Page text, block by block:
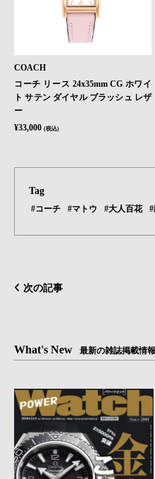
COACH
コーチ リース 24x35mm CG ホワイ
ト サテン ダイヤル ブラッシュ レザ
ー
¥33,000 (税込)
Tag
#コーチ #マトウ #大人百花
次の記事
What's New 最新の雑誌掲載情報